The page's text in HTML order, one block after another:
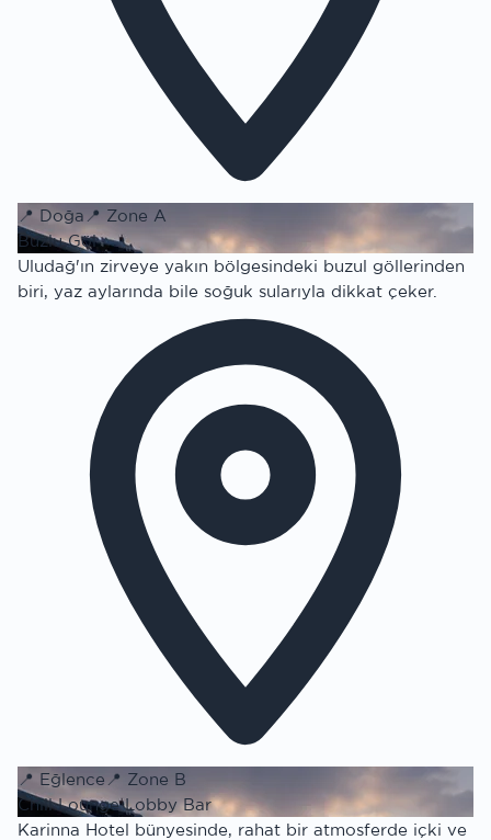
📍 Doğa 📍 Zone A
Buzlu Göl
Uludağ'ın zirveye yakın bölgesindeki buzul göllerinden
biri, yaz aylarında bile soğuk sularıyla dikkat çeker.
📍 Eğlence 📍 Zone B
Chill Lounge Lobby Bar
Karinna Hotel bünyesinde, rahat bir atmosferde içki ve